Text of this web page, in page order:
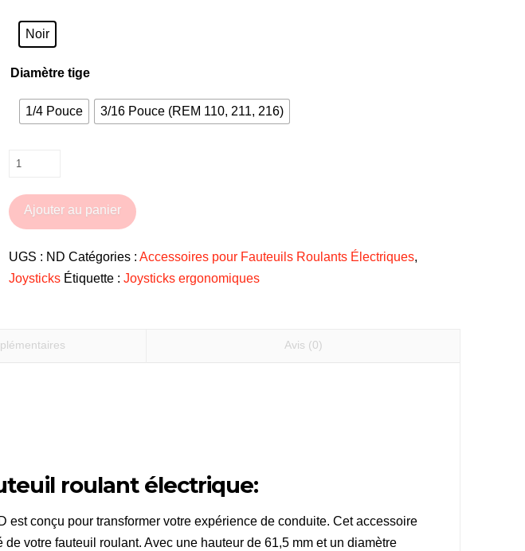
Noir
Diamètre tige
1/4 Pouce 3/16 Pouce (REM 110, 211, 216)
quantité
Embout
de
44mm
roulant
Ajouter au panier
UGS : ND Catégories : Accessoires pour Fauteuils Roulants Électriques,
Joysticks Étiquette : Joysticks ergonomiques
Avis (0)
roulant électrique:
est conçu pour transformer votre expérience de conduite. Cet accessoire
votre fauteuil roulant. Avec une hauteur de 61,5 mm et un diamètre